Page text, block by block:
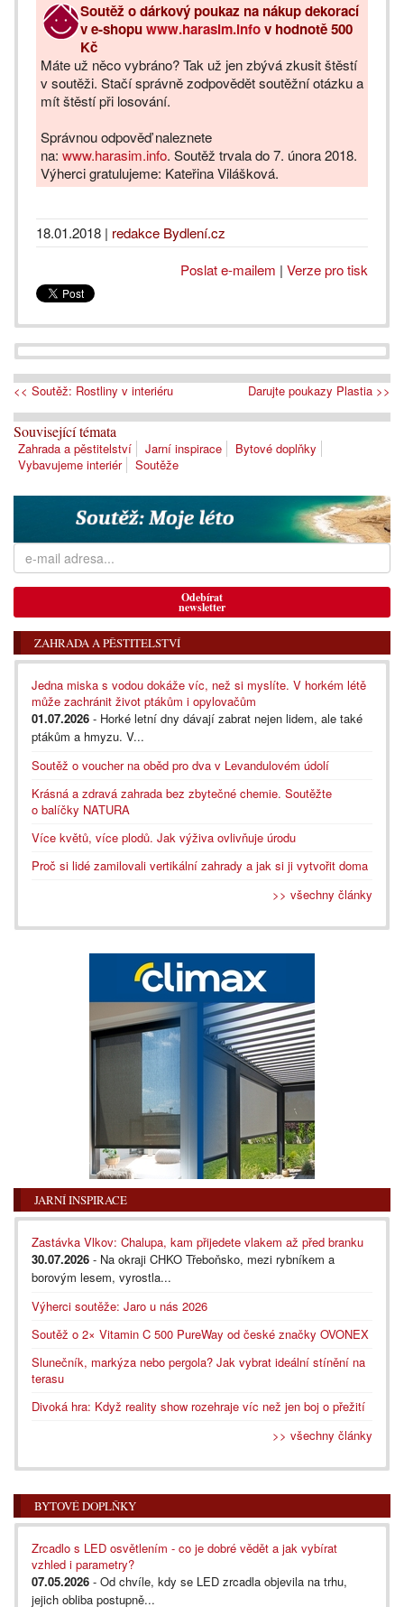
Soutěž odárkový poukaz na nákup dekorací
v e-shopuwww.harasim.infov hodnotě 500
Kč
Máte už něco vybráno? Tak už jen zbývá zkusit štěstí
v soutěži. Stačí správně zodpovědět soutěžní otázku a
mít štěstí při losování.
Správnou odpověď naleznete
na: www.harasim.info. Soutěž trvala do 7. února 2018.
Výherci gratulujeme: Kateřina Vilášková.
18.01.2018 | redakce Bydlení.cz
Poslat e-mailem | Verze pro tisk
<< Soutěž: Rostliny v interiéru Darujte poukazy Plastia >>
Související témata
Zahrada a pěstitelství Jarní inspirace
Bytové doplňky
Vybavujeme interiér
Soutěže
Odebírat
newsletter
ZAHRADA A PĚSTITELSTVÍ
Jedna miska s vodou dokáže víc, než si myslíte. V horkém létě
může zachránit život ptákům i opylovačům
01.07.2026 - Horké letní dny dávají zabrat nejen lidem, ale také
ptákům a hmyzu. V...
Soutěž o voucher na oběd pro dva v Levandulovém údolí
Krásná a zdravá zahrada bez zbytečné chemie. Soutěžte
o balíčky NATURA
Více květů, více plodů. Jak výživa ovlivňuje úrodu
Proč si lidé zamilovali vertikální zahrady a jak si ji vytvořit doma
>> všechny články
JARNÍ INSPIRACE
Zastávka Vlkov: Chalupa, kam přijedete vlakem až před branku
30.07.2026 - Na okraji CHKO Třeboňsko, mezi rybníkem a
borovým lesem, vyrostla...
Výherci soutěže: Jaro u nás 2026
Soutěž o 2× Vitamin C 500 PureWay od české značky OVONEX
Slunečník, markýza nebo pergola? Jak vybrat ideální stínění na
terasu
Divoká hra: Když reality show rozehraje víc než jen boj o přežití
>> všechny články
BYTOVÉ DOPLŇKY
Zrcadlo s LED osvětlením - co je dobré vědět a jak vybírat
vzhled i parametry?
07.05.2026 - Od chvíle, kdy se LED zrcadla objevila na trhu,
jejich obliba postupně...